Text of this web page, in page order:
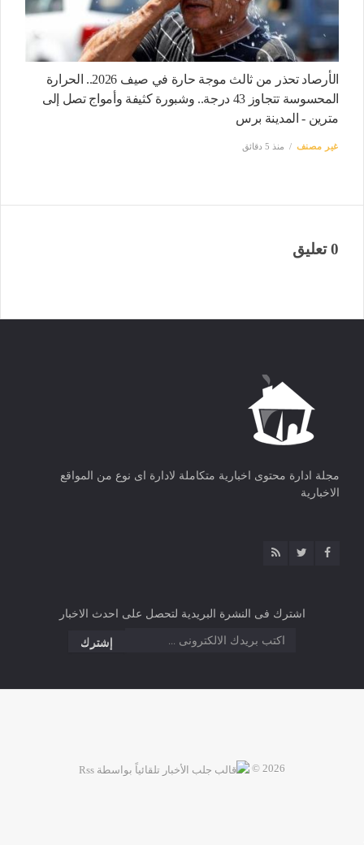
الأرصاد تحذر من ثالث موجة حارة في صيف 2026.. الحرارة
المحسوسة تتجاوز 43 درجة.. وشبورة كثيفة وأمواج تصل إلى
مترين - المدينة برس
غير مصنف منذ 5 دقائق
0 تعليق
مجلة ادارة محتوى اخبارية متكاملة لادارة اى نوع من المواقع
الاخبارية
اشترك فى النشرة البريدية لتحصل على احدث الاخبار
2026 ©